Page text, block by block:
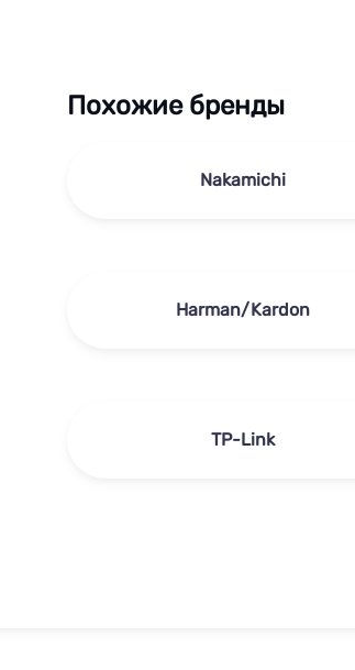
Похожие бренды
Nakamichi
Harman/Kardon
TP-Link